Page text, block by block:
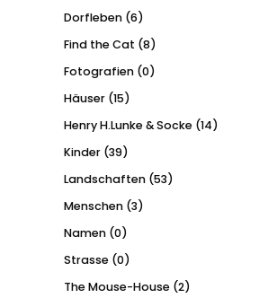
Dorfleben (6)
Find the Cat (8)
Fotografien (0)
Häuser (15)
Henry H.Lunke & Socke (14)
Kinder (39)
Landschaften (53)
Menschen (3)
Namen (0)
Strasse (0)
The Mouse-House (2)